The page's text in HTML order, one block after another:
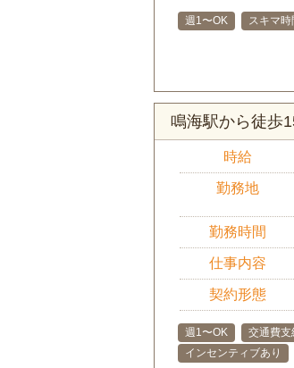
週1〜OK スキマ
鳴海駅から徒歩
時給
勤務地
勤務時間
仕事内容
契約形態
週1〜OK 交通費支
インセンティブあり